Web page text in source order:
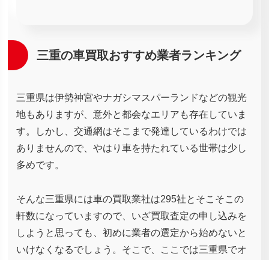
三重の車買取おすすめ業者ランキング
三重県は伊勢神宮やナガシマスパーランドなどの観光
地もありますが、意外と都会なエリアも存在していま
す。しかし、交通網はそこまで発達しているわけでは
ありませんので、やはり車を持たれている世帯は少し
多めです。
そんな三重県には車の買取業社は295社とそこそこの
軒数になっていますので、いざ買取査定の申し込みを
しようと思っても、初めに業者の選定から始めないと
いけなくなるでしょう。そこで、ここでは三重県でオ